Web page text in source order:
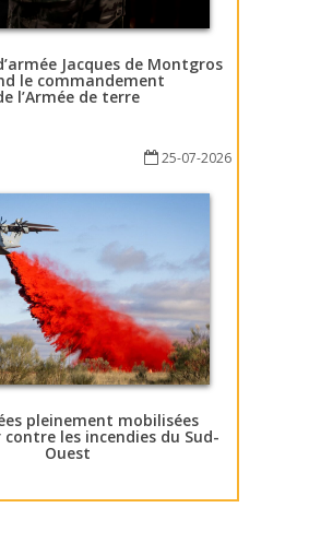
Jacques de Montgros
le commandement
l’Armée de terre
25-07-2026
pleinement mobilisées
les incendies du Sud-
Ouest